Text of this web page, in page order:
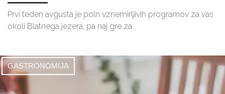
Prvi teden avgusta je poln vznemirljivih programov za vas
okoli Blatnega jezera, pa naj gre za
GASTRONOMIJA